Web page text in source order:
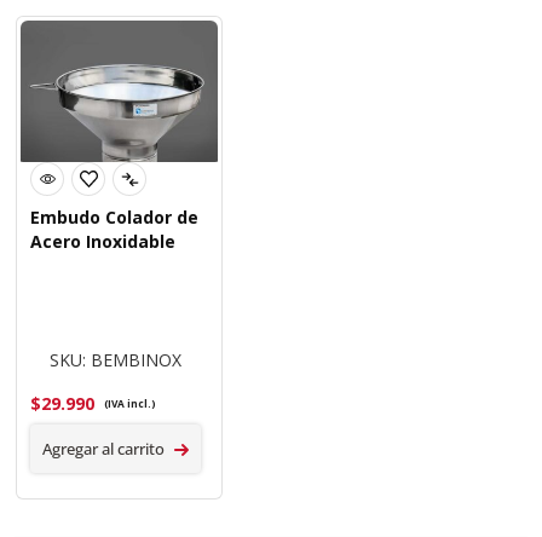
Embudo Colador de
Acero Inoxidable
SKU: BEMBINOX
$29.990 (IVA incl.)
Agregar al carrito